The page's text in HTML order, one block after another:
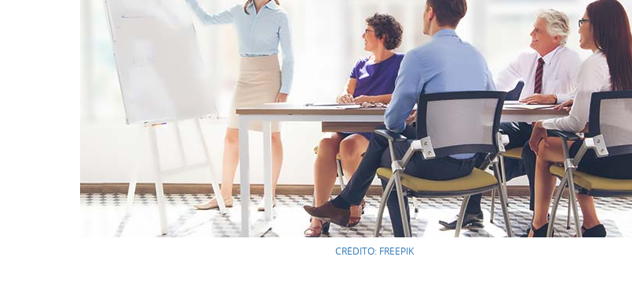
CRÉDITO: FREEPIK